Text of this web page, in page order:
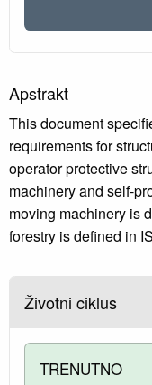
Apstrakt
This document
requirements for
operator protective
machinery and self-
moving machinery is
forestry is defined in
Životni ciklus
TRENUTNO